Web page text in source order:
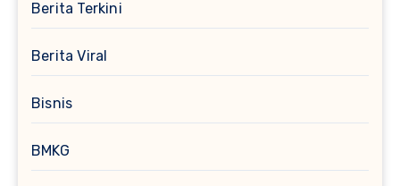
Berita Terkini
Berita Viral
Bisnis
BMKG